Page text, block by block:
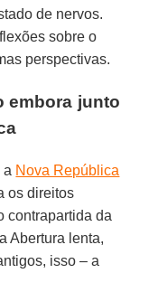
de nervos.
sobre o
perspectivas.
embora junto
a Nova República
os direitos
contrapartida da
Abertura lenta,
isso – a